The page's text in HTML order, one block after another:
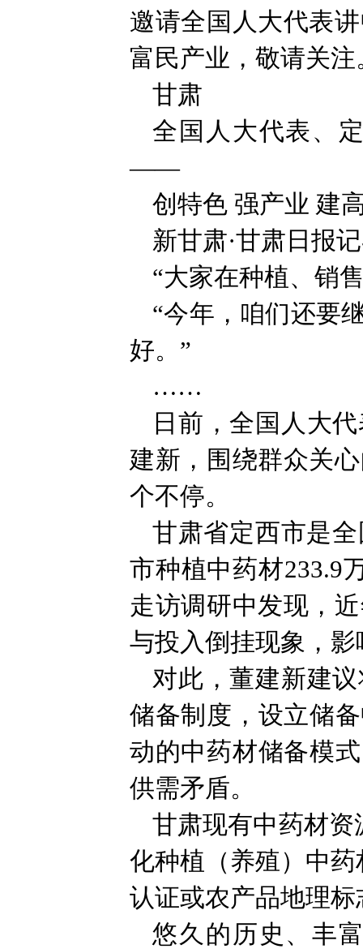
邀请全国人大代表
富民产业，敬请关注
甘肃
全国人大代表、
——
创特色 强产业 建
新甘肃·甘肃日报
“大家在种植、销
“今年，咱们还要
好。”
……
日前，全国人大
建新，围绕群众关
个不停。
甘肃省定西市是
市种植中药材233.9
走访调研中发现，
与投入倒挂现象，
对此，董建新建
储备制度，设立储
动的中药材储备模
供需矛盾。
甘肃现有中药材资
化种植（养殖）中
认证或农产品地理
悠久的历史、丰